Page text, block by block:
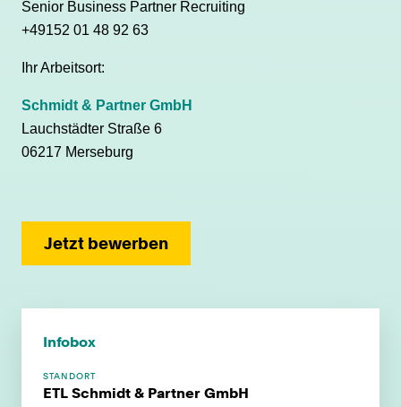
Senior Business Partner Recruiting
+49152 01 48 92 63
Ihr Arbeitsort:
Schmidt & Partner GmbH
Lauchstädter Straße 6
06217 Merseburg
Jetzt bewerben
Infobox
STANDORT
ETL Schmidt & Partner GmbH